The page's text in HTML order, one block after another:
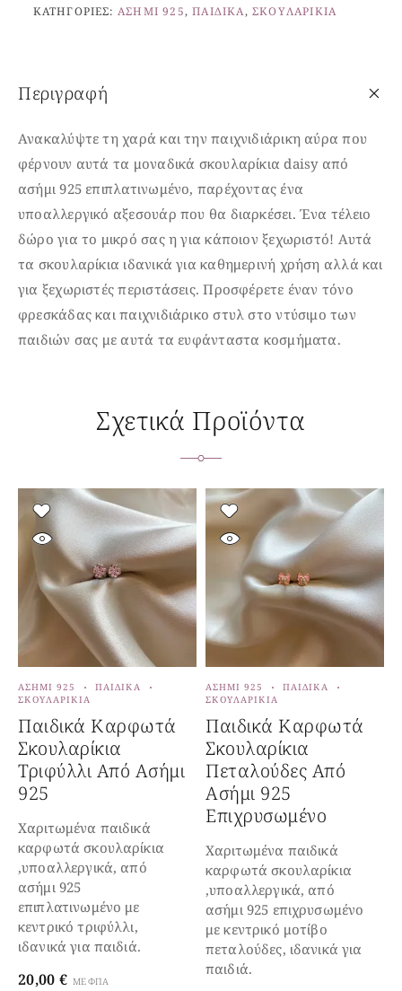
ΚΑΤΗΓΟΡΊΕΣ: ΑΣΉΜΙ 925,ΠΑΙΔΙΚΆ, ΣΚΟΥΛΑΡΊΚΙΑ
Περιγραφή
Ανακαλύψτε τη χαρά και την παιχνιδιάρικη αύρα που
φέρνουν αυτά τα μοναδικά σκουλαρίκια daisy από
ασήμι 925 επιπλατινωμένο, παρέχοντας ένα
υποαλλεργικό αξεσουάρ που θα διαρκέσει. Ένα τέλειο
δώρο για το μικρό σας η για κάποιον ξεχωριστό! Αυτά
τα σκουλαρίκια ιδανικά για καθημερινή χρήση αλλά και
για ξεχωριστές περιστάσεις. Προσφέρετε έναν τόνο
φρεσκάδας και παιχνιδιάρικο στυλ στο ντύσιμο των
παιδιών σας με αυτά τα ευφάνταστα κοσμήματα.
Σχετικά Προϊόντα
ΑΣΉΜΙ 925
ΠΑΙΔΙΚΆ
ΣΚΟΥΛΑΡΊΚΙΑ
Παιδικά Καρφωτά
Σκουλαρίκια
Τριφύλλι Από Ασήμι
925
Χαριτωμένα παιδικά
καρφωτά σκουλαρίκια
,υποαλλεργικά, από
ασήμι 925
επιπλατινωμένο με
κεντρικό τριφύλλι,
ιδανικά για παιδιά.
20,00 € ΜΕ ΦΠΑ
ΑΣΉΜΙ 925
ΠΑΙΔΙΚΆ
ΣΚΟΥΛΑΡΊΚΙΑ
Παιδικά Καρφωτά
Σκουλαρίκια
Πεταλούδες Από
Ασήμι 925
Επιχρυσωμένο
Χαριτωμένα παιδικά
καρφωτά σκουλαρίκια
,υποαλλεργικά, από
ασήμι 925 επιχρυσωμένο
με κεντρικό μοτίβο
πεταλούδες, ιδανικά για
παιδιά.